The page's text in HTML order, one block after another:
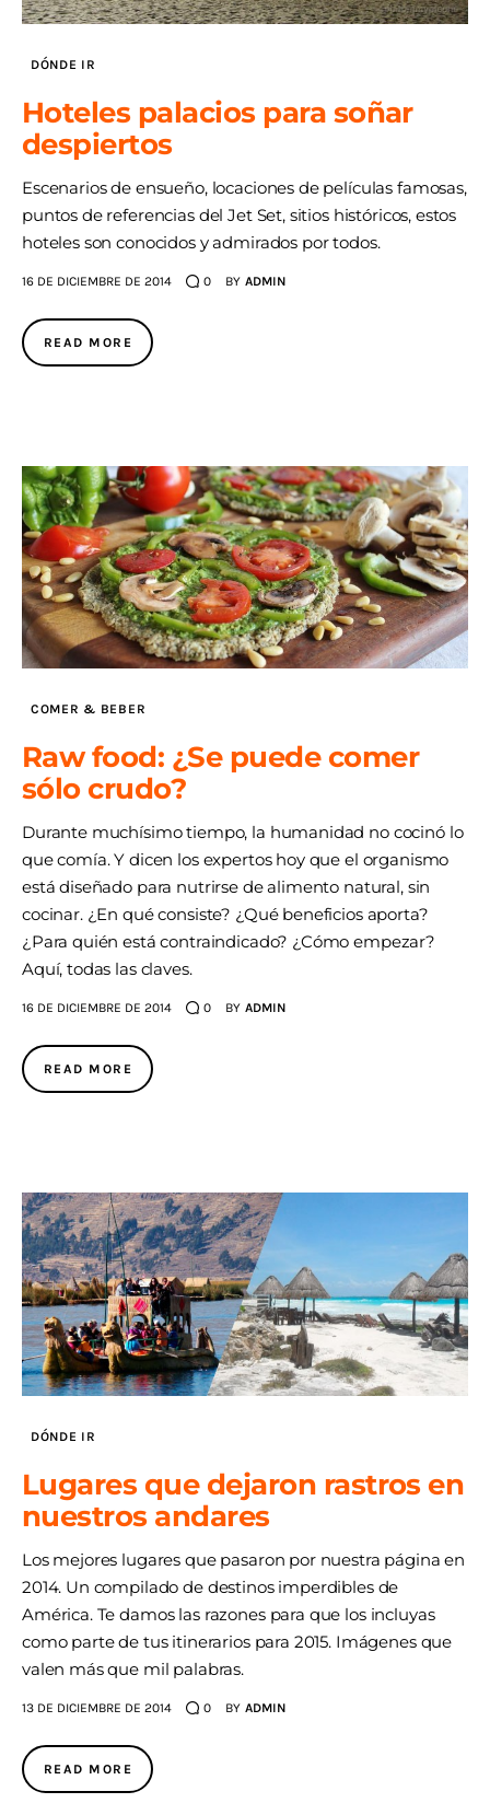
DÓNDE IR
Hoteles palacios para soñar
despiertos
Escenarios de ensueño, locaciones de películas famosas,
puntos de referencias del Jet Set, sitios históricos, estos
hoteles son conocidos y admirados por todos.
16 DE DICIEMBRE DE 2014 0 BY ADMIN
READ MORE
COMER & BEBER
Raw food: ¿Se puede comer
sólo crudo?
Durante muchísimo tiempo, la humanidad no cocinó lo
que comía. Y dicen los expertos hoy que el organismo
está diseñado para nutrirse de alimento natural, sin
cocinar. ¿En qué consiste? ¿Qué beneficios aporta?
¿Para quién está contraindicado? ¿Cómo empezar?
Aquí, todas las claves.
16 DE DICIEMBRE DE 2014 0 BY ADMIN
READ MORE
DÓNDE IR
Lugares que dejaron rastros en
nuestros andares
Los mejores lugares que pasaron por nuestra página en
2014. Un compilado de destinos imperdibles de
América. Te damos las razones para que los incluyas
como parte de tus itinerarios para 2015. Imágenes que
valen más que mil palabras.
13 DE DICIEMBRE DE 2014 0 BY ADMIN
READ MORE